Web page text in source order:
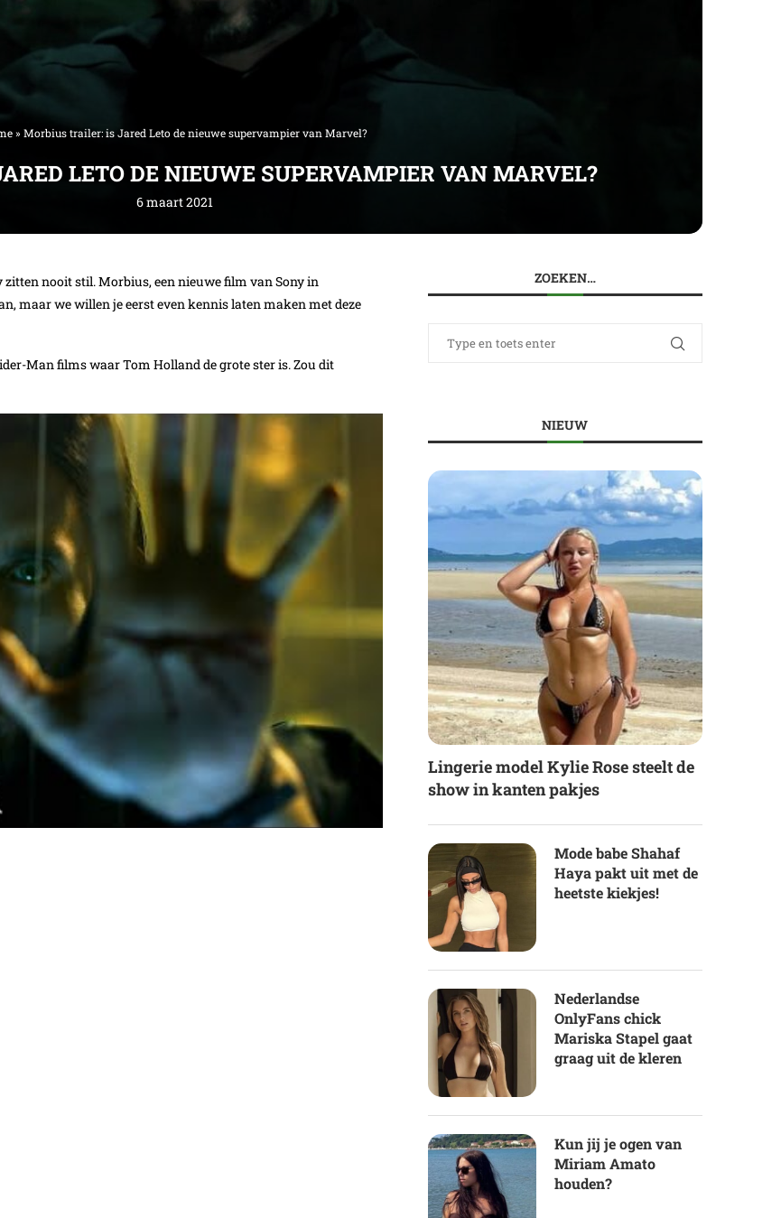
» Morbius trailer: is Jared Leto de nieuwe supervampier van Marvel?
LETO DE NIEUWE SUPERVAMPIER VAN MARVEL?
6 maart 2021
nooit stil. Morbius, een nieuwe film van Sony in
maar we willen je eerst even kennis laten maken met deze
Man films waar Tom Holland de grote ster is. Zou dit
ZOEKEN…
NIEUW
Lingerie model Kylie Rose steelt de
show in kanten pakjes
Mode babe Shahaf
Haya pakt uit met de
heetste kiekjes!
Nederlandse
OnlyFans chick
Mariska Stapel gaat
graag uit de kleren
Kun jij je ogen van
Miriam Amato
houden?